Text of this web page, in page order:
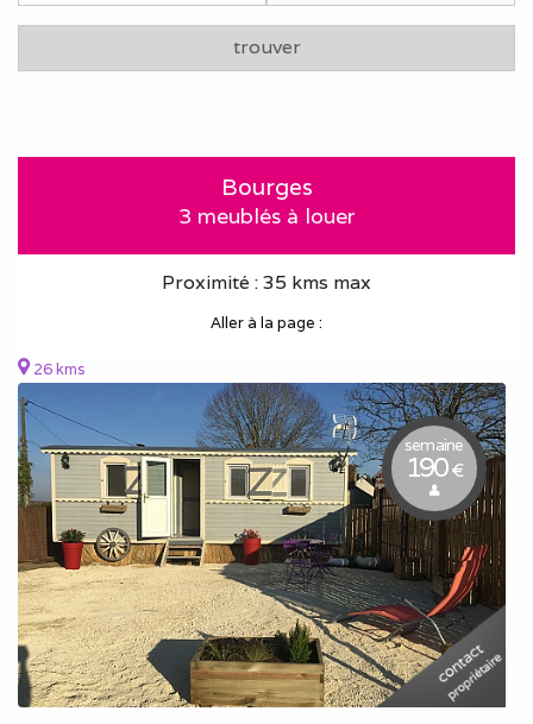
trouver
Bourges
3 meublés à louer
Proximité : 35 kms max
Aller à la page :
26 kms
semaine
190€